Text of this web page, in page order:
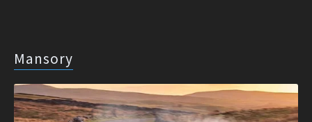
Mansory